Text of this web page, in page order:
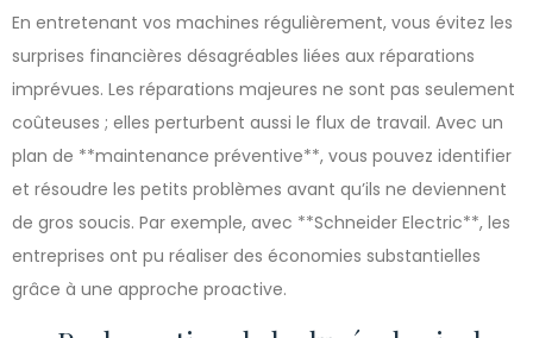
En entretenant vos machines régulièrement, vous évitez les
surprises financières désagréables liées aux réparations
imprévues. Les réparations majeures ne sont pas seulement
coûteuses ; elles perturbent aussi le flux de travail. Avec un
plan de **maintenance préventive**, vous pouvez identifier
et résoudre les petits problèmes avant qu’ils ne deviennent
de gros soucis. Par exemple, avec **Schneider Electric**, les
entreprises ont pu réaliser des économies substantielles
grâce à une approche proactive.